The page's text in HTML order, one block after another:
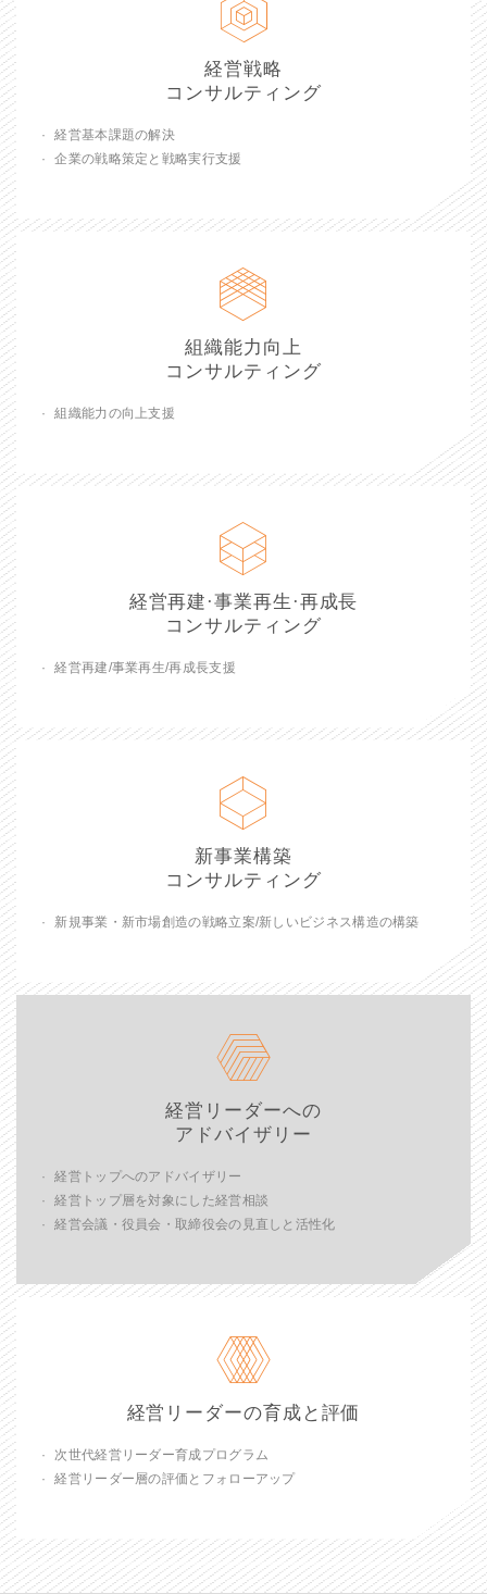
経営戦略
コンサルティング
経営基本課題の解決
企業の戦略策定と戦略実行支援
組織能力向上
コンサルティング
組織能力の向上支援
経営再建·事業再生·再成長
コンサルティング
経営再建/事業再生/再成長支援
新事業構築
コンサルティング
新規事業・新市場創造の戦略立案/新しいビジネス構造の構築
経営リーダーへの
アドバイザリー
経営トップへのアドバイザリー
経営トップ層を対象にした経営相談
経営会議・役員会・取締役会の見直しと活性化
経営リーダーの育成と評価
次世代経営リーダー育成プログラム
経営リーダー層の評価とフォローアップ